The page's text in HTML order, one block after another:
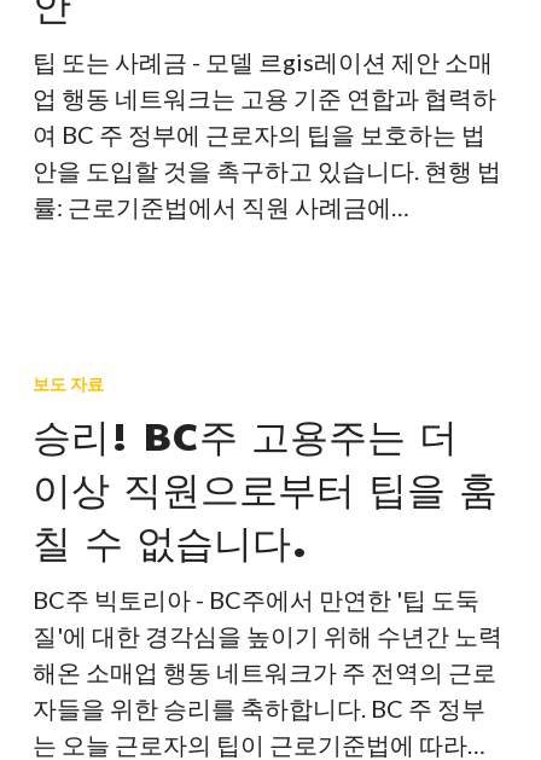
제
안
한
법
률
안
팁 또는 사례금 - 모델 르gis레이션 제안 소매
업 행동 네트워크는 고용 기준 연합과 협력하
여 BC 주 정부에 근로자의 팁을 보호하는 법
안을 도입할 것을 촉구하고 있습니다. 현행 법
률: 근로기준법에서 직원 사례금에…
리!
주
고
주
는
더
이
상
직
보도 자료
승리! BC주 고용주는 더
이상 직원으로부터 팁을 훔
칠 수 없습니다.
BC주 빅토리아 - BC주에서 만연한 '팁 도둑
질'에 대한 경각심을 높이기 위해 수년간 노력
해온 소매업 행동 네트워크가 주 전역의 근로
자들을 위한 승리를 축하합니다. BC 주 정부
는 오늘 근로자의 팁이 근로기준법에 따라…